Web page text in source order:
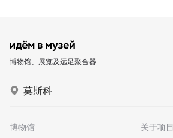
博物馆、展览及远足聚合器
莫斯科
博物馆
关于项目